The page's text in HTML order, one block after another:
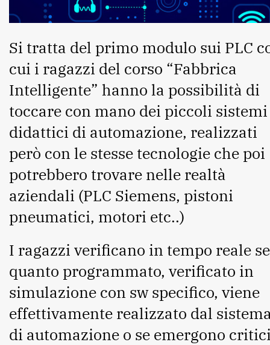
Si tratta del primo modulo sui PLC
cui i ragazzi del corso “Fabbrica
Intelligente” hanno la possibilità di
toccare con mano dei piccoli sistemi
didattici di automazione, realizzati
però con le stesse tecnologie che poi
potrebbero trovare nelle realtà
aziendali (PLC Siemens, pistoni
pneumatici, motori etc..)
I ragazzi verificano in tempo reale se
quanto programmato, verificato in
simulazione con sw specifico, viene
effettivamente realizzato dal
di automazione o se emergono